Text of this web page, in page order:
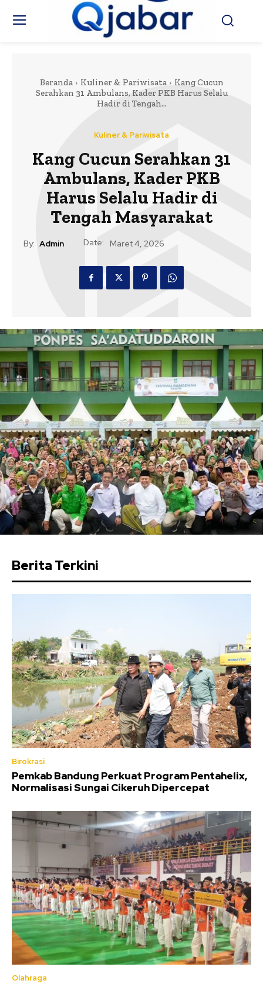
Beranda Kuliner & Pariwisata
Kang Cucun
Serahkan 31 Ambulans, Kader PKB Harus Selalu
Hadir di Tengah...
Kuliner & Pariwisata
Kang Cucun Serahkan 31
Ambulans, Kader PKB
Harus Selalu Hadir di
Tengah Masyarakat
By: Admin Date: Maret 4, 2026
Berita Terkini
Birokrasi
Pemkab Bandung Perkuat Program Pentahelix,
Normalisasi Sungai Cikeruh Dipercepat
Olahraga